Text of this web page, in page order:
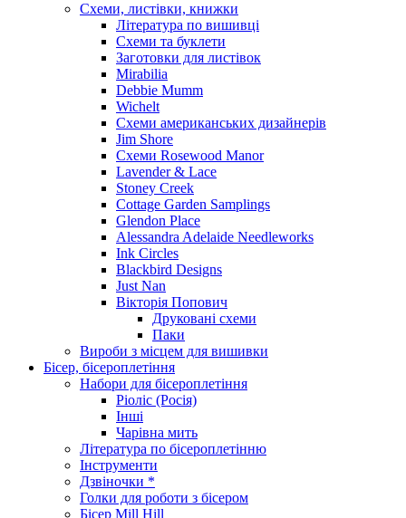
Схеми, листівки, книжки
Література по вишивці
Схеми та буклети
Заготовки для листівок
Mirabilia
Debbie Mumm
Wichelt
Схеми американських дизайнерів
Jim Shore
Cхеми Rosewood Manor
Lavender & Lace
Stoney Creek
Cottage Garden Samplings
Glendon Place
Alessandra Adelaide Needleworks
Ink Circles
Blackbird Designs
Just Nan
Вікторія Попович
Друковані схеми
Паки
Вироби з місцем для вишивки
Бісер, бісероплетіння
Набори для бісероплетіння
Ріоліс (Росія)
Інші
Чарівна мить
Література по бісероплетінню
Інструменти
Дзвіночки *
Голки для роботи з бісером
Бісер Mill Hill